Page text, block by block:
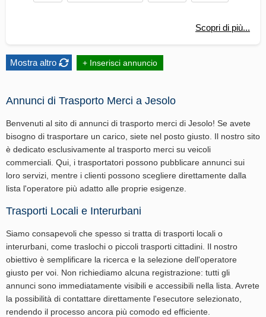
Scopri di più...
Mostra altro + Inserisci annuncio
Annunci di Trasporto Merci a Jesolo
Benvenuti al sito di annunci di trasporto merci di Jesolo! Se avete
bisogno di trasportare un carico, siete nel posto giusto. Il nostro sito
è dedicato esclusivamente al trasporto merci su veicoli
commerciali. Qui, i trasportatori possono pubblicare annunci sui
loro servizi, mentre i clienti possono scegliere direttamente dalla
lista l'operatore più adatto alle proprie esigenze.
Trasporti Locali e Interurbani
Siamo consapevoli che spesso si tratta di trasporti locali o
interurbani, come traslochi o piccoli trasporti cittadini. Il nostro
obiettivo è semplificare la ricerca e la selezione dell'operatore
giusto per voi. Non richiediamo alcuna registrazione: tutti gli
annunci sono immediatamente visibili e accessibili nella lista. Avrete
la possibilità di contattare direttamente l'esecutore selezionato,
rendendo il processo ancora più comodo ed efficiente.